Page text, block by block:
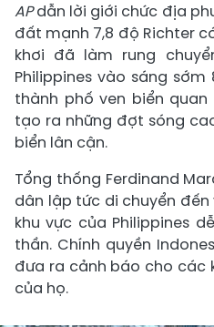
APdẫn lời giới chức địa
đất mạnh 7,8 độ Richter
khơi đã làm rung
Philippines vào sáng
thành phố ven biển
tạo ra những đợt sóng
biển lân cận.
Tổng thống Ferdinand
dân lập tức di chuyển
khu vực của Philippines
thần. Chính quyền
đưa ra cảnh báo cho các
của họ.